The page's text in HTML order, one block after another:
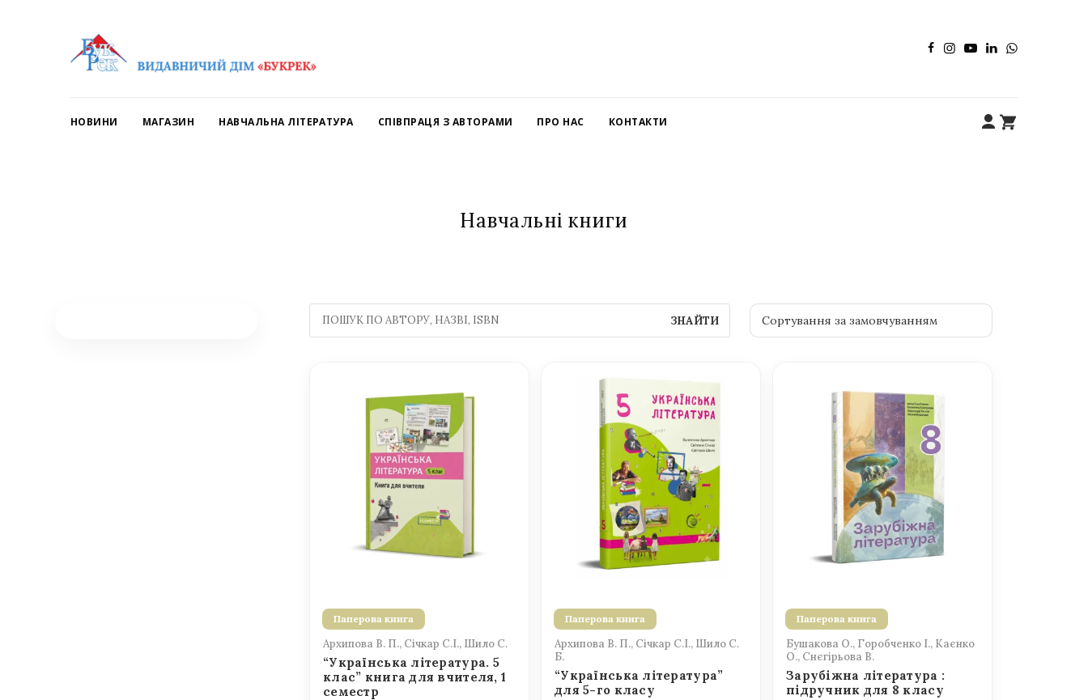
НОВИНИ МАГАЗИН НАВЧАЛЬНА ЛІТЕРАТУРА СПІВПРАЦЯ З АВТОРАМИ ПРО НАС КОНТАКТИ
Навчальні книги
ЗНАЙТИ
Паперова книга
Архипова В. П., Січкар С.І., Шило С.
“Українська література. 5
клас” книга для вчителя, 1
семестр
Паперова книга
Архипова В. П., Січкар С.І., Шило С.
Б.
“Українська література”
для 5-го класу
Паперова книга
Бушакова О., Горобченко І., Каєнко
О., Снєгірьова В.
Зарубіжна література :
підручник для 8 класу